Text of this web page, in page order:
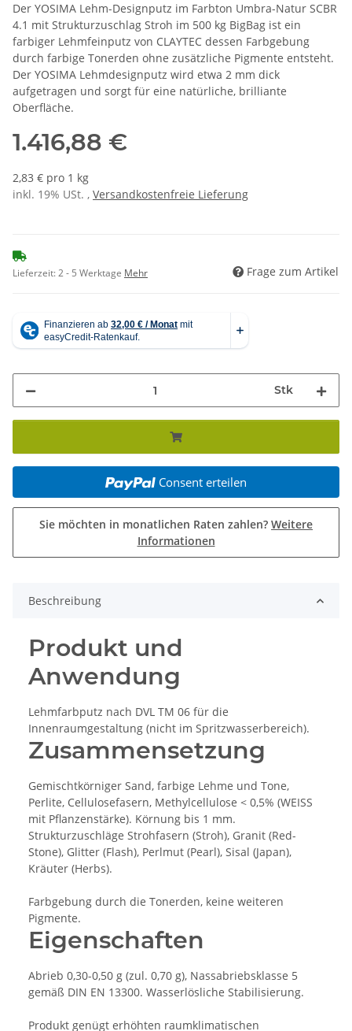
Der YOSIMA Lehm-Designputz im Farbton Umbra-Natur SCBR
4.1 mit Strukturzuschlag Stroh im 500 kg BigBag ist ein
farbiger Lehmfeinputz von CLAYTEC dessen Farbgebung
durch farbige Tonerden ohne zusätzliche Pigmente entsteht.
Der YOSIMA Lehmdesignputz wird etwa 2 mm dick
aufgetragen und sorgt für eine natürliche, brilliante
Oberfläche.
1.416,88 €
2,83 € pro 1 kg
inkl. 19% USt. , Versandkostenfreie Lieferung
Lieferzeit:2 - 5 Werktage Mehr Frage zum Artikel
Stk
Consent erteilen
Sie möchten in monatlichen Raten zahlen? Weitere
Informationen
Beschreibung
Produkt und
Anwendung
Lehmfarbputz nach DVL TM 06 für die
Innenraumgestaltung (nicht im Spritzwasserbereich).
Zusammensetzung
Gemischtkörniger Sand, farbige Lehme und Tone,
Perlite, Cellulosefasern, Methylcellulose < 0,5% (WEISS
mit Pflanzenstärke). Körnung bis 1 mm.
Strukturzuschläge Strohfasern (Stroh), Granit (Red-
Stone), Glitter (Flash), Perlmut (Pearl), Sisal (Japan),
Kräuter (Herbs).
Farbgebung durch die Tonerden, keine weiteren
Pigmente.
Eigenschaften
Abrieb 0,30-0,50 g (zul. 0,70 g), Nassabriebsklasse 5
gemäß DIN EN 13300. Wasserlösliche Stabilisierung.
Produkt genügt erhöhten raumklimatischen